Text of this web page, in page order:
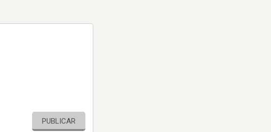
PUBLICAR